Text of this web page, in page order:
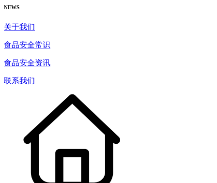
NEWS
关于我们
食品安全常识
食品安全资讯
联系我们